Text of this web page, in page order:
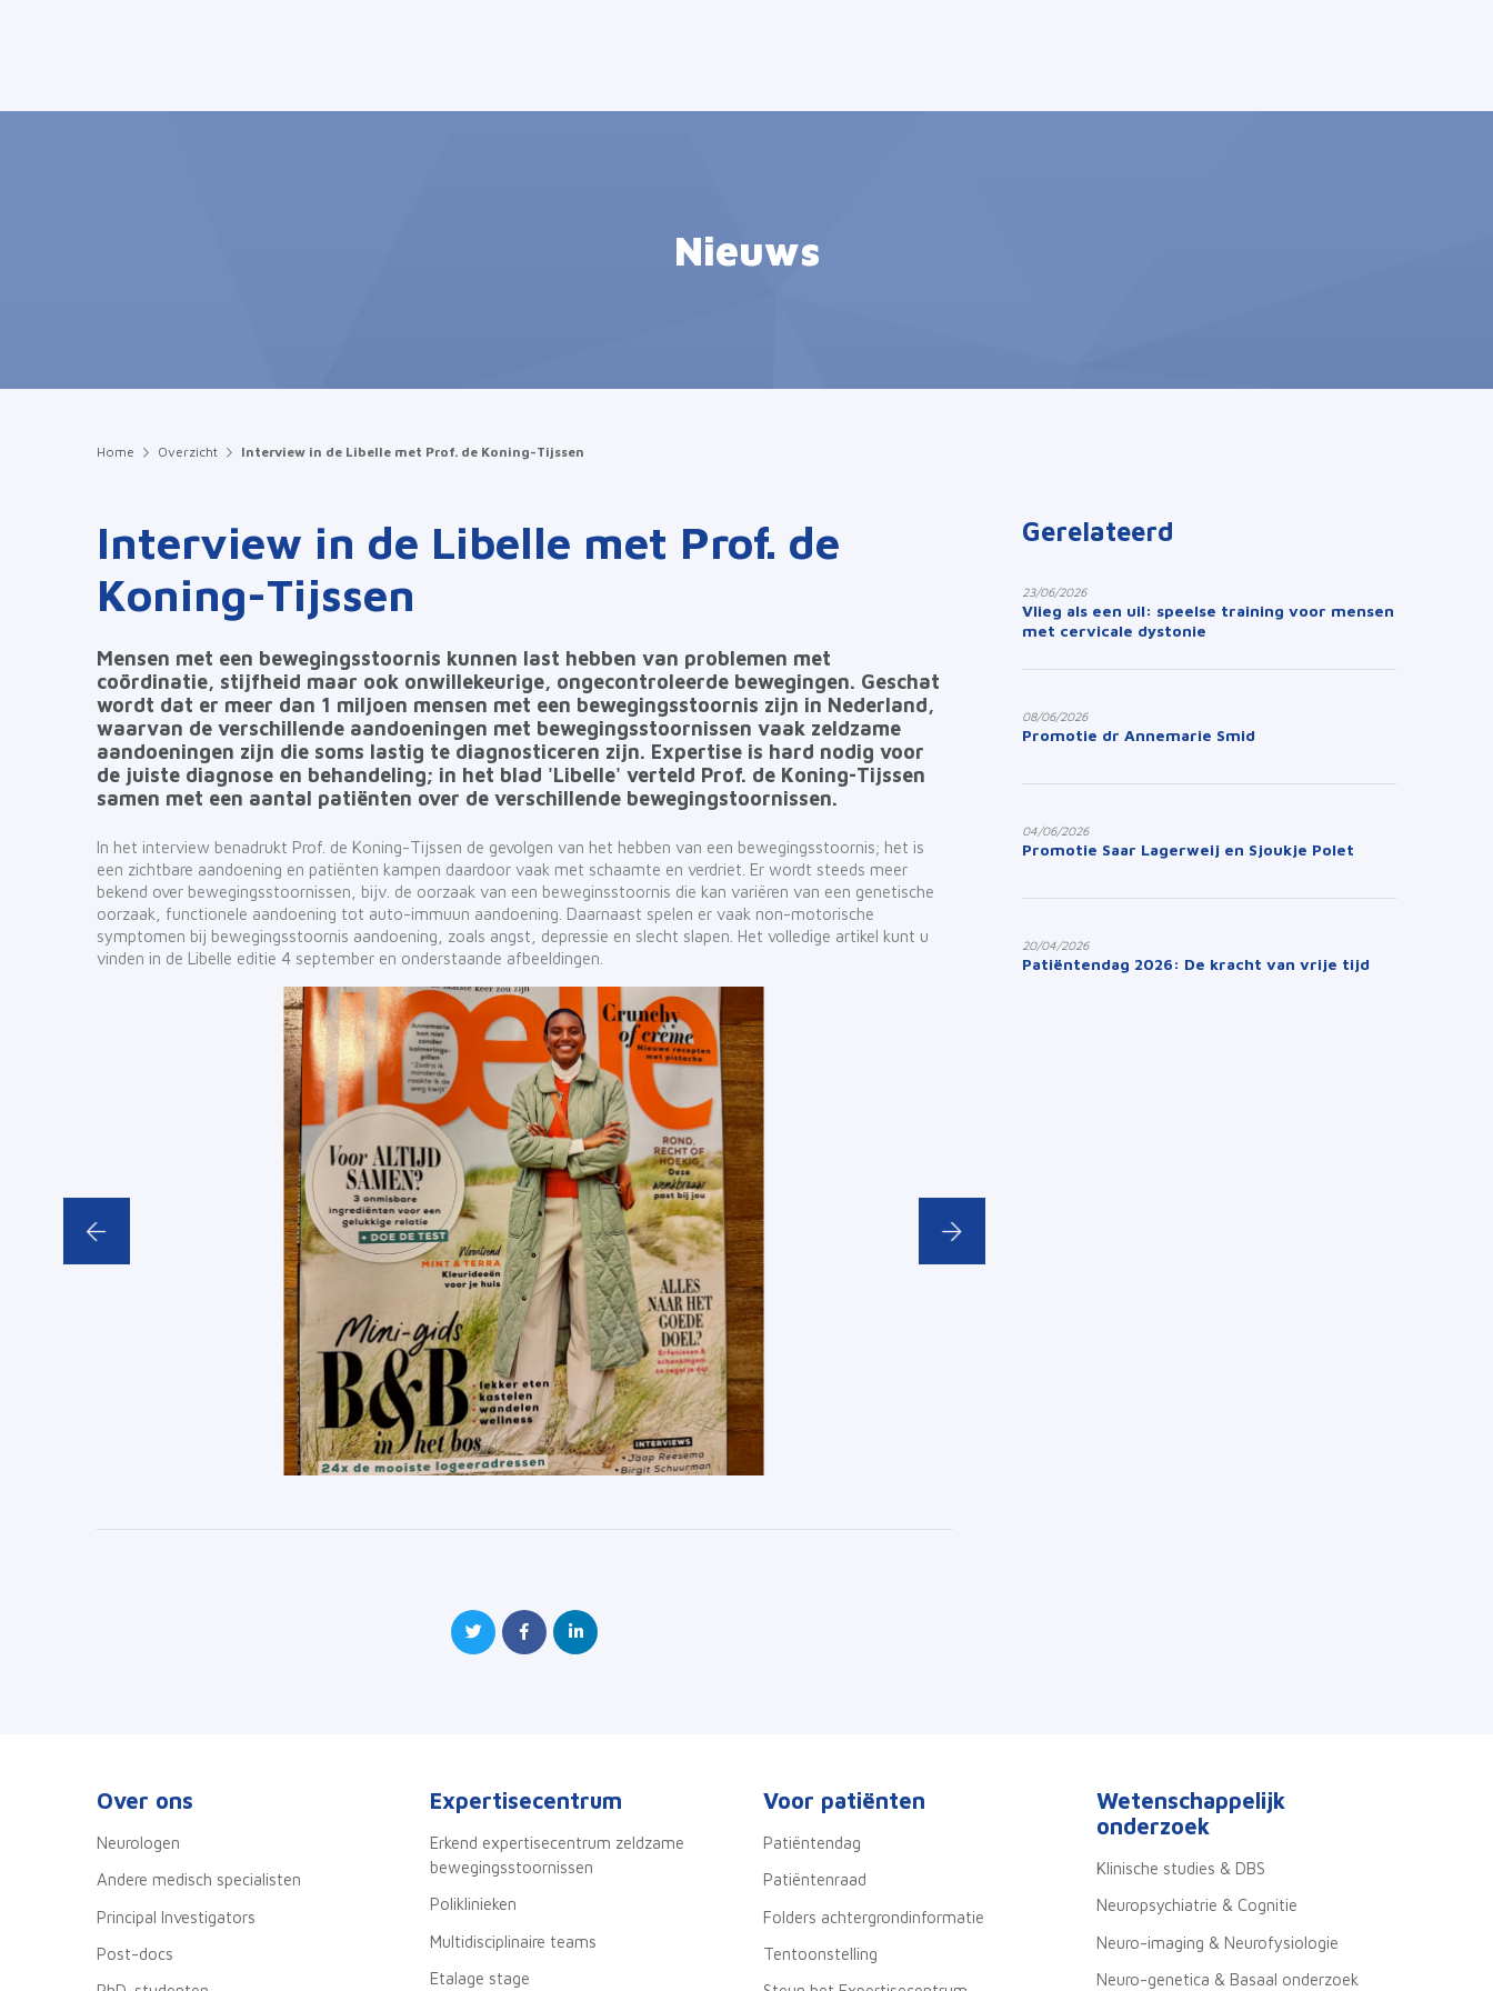
Nieuws
Home Overzicht Interview in de Libelle met Prof. de Koning-Tijssen
Interview in de Libelle met Prof. de
Koning-Tijssen
Mensen met een bewegingsstoornis kunnen last hebben van problemen met
coördinatie, stijfheid maar ook onwillekeurige, ongecontroleerde bewegingen. Geschat
wordt dat er meer dan 1 miljoen mensen met een bewegingsstoornis zijn in Nederland,
waarvan de verschillende aandoeningen met bewegingsstoornissen vaak zeldzame
aandoeningen zijn die soms lastig te diagnosticeren zijn. Expertise is hard nodig voor
de juiste diagnose en behandeling; in het blad 'Libelle' verteld Prof. de Koning-Tijssen
samen met een aantal patiënten over de verschillende bewegingstoornissen.
In het interview benadrukt Prof. de Koning-Tijssen de gevolgen van het hebben van een bewegingsstoornis; het is
een zichtbare aandoening en patiënten kampen daardoor vaak met schaamte en verdriet. Er wordt steeds meer
bekend over bewegingsstoornissen, bijv. de oorzaak van een beweginsstoornis die kan variëren van een genetische
oorzaak, functionele aandoening tot auto-immuun aandoening. Daarnaast spelen er vaak non-motorische
symptomen bij bewegingsstoornis aandoening, zoals angst, depressie en slecht slapen. Het volledige artikel kunt u
vinden in de Libelle editie 4 september en onderstaande afbeeldingen.
Gerelateerd
23/06/2026
Vlieg als een uil: speelse training voor mensen
met cervicale dystonie
08/06/2026
Promotie dr Annemarie Smid
04/06/2026
Promotie Saar Lagerweij en Sjoukje Polet
20/04/2026
Patiëntendag 2026: De kracht van vrije tijd
Over ons
Neurologen
Andere medisch specialisten
Principal Investigators
Post-docs
Expertisecentrum
Erkend expertisecentrum zeldzame
bewegingsstoornissen
Poliklinieken
Multidisciplinaire teams
Etalage stage
Voor patiënten
Patiëntendag
Patiëntenraad
Folders achtergrondinformatie
Tentoonstelling
Wetenschappelijk
onderzoek
Klinische studies & DBS
Neuropsychiatrie & Cognitie
Neuro-imaging & Neurofysiologie
Neuro-genetica & Basaal onderzoek